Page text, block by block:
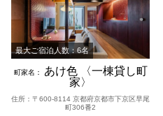
最大ご宿泊人数：6名
町家名：
あけ色 〈一棟貸し町
家〉
住所：〒600-8114 京都府京都市下京区早尾
町306番2